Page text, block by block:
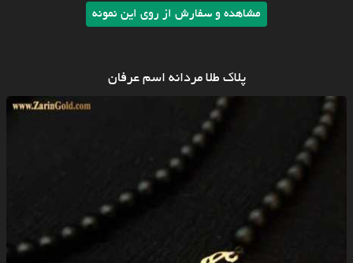
مشاهده و سفارش از روی این نمونه
پلاک طلا مردانه اسم عرفان